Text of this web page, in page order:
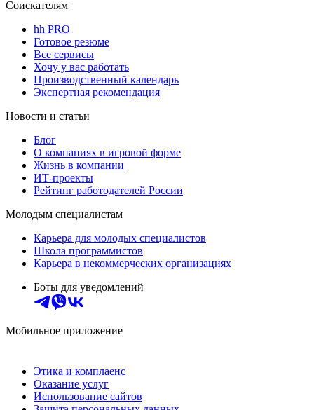
Соискателям
hh PRO
Готовое резюме
Все сервисы
Хочу у вас работать
Производственный календарь
Экспертная рекомендация
Новости и статьи
Блог
О компаниях в игровой форме
Жизнь в компании
ИТ-проекты
Рейтинг работодателей России
Молодым специалистам
Карьера для молодых специалистов
Школа программистов
Карьера в некоммерческих организациях
Боты для уведомлений
Мобильное приложение
Этика и комплаенс
Оказание услуг
Использование сайтов